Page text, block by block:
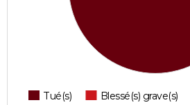
Tué(s) Blessé(s) grave(s)